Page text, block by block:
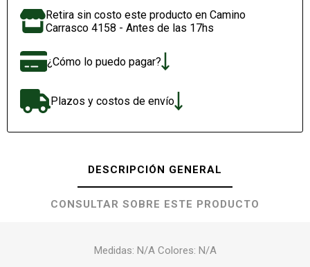
Retira sin costo este producto en Camino
Carrasco 4158 - Antes de las 17hs
¿Cómo lo puedo pagar?
Plazos y costos de envío
DESCRIPCIÓN GENERAL
CONSULTAR SOBRE ESTE PRODUCTO
Medidas: N/A Colores: N/A